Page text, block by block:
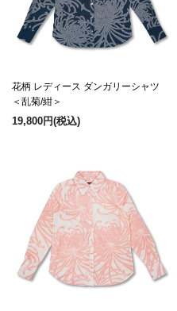
花柄 レディース ダンガリーシャツ
＜乱菊/紺＞
19,800円(税込)